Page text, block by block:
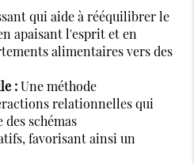
qui aide à rééquilibrer le
apaisant l'esprit et en
alimentaires vers des
:Une méthode
relationnelles qui
schémas
favorisant ainsi un